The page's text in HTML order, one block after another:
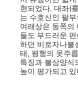
현되었다. 대좌(
는 수호신인 팔
여래상은 동쪽의
들도 부드러운
하던 비로자나불
태, 평행의 옷주
특징과 불상양식
높이 평가되고